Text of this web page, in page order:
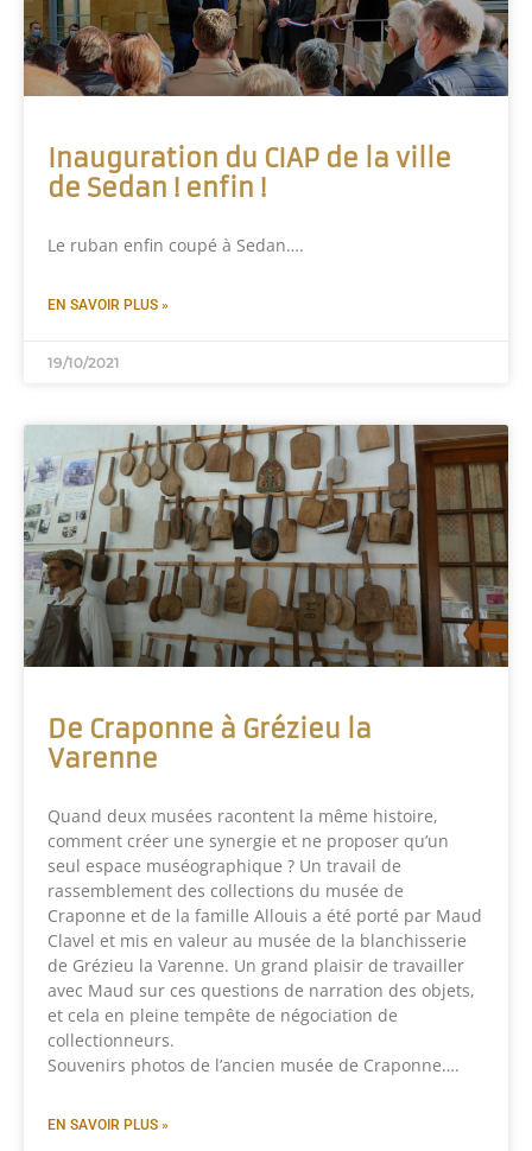
Inauguration du CIAP de la ville
de Sedan ! enfin !
Le ruban enfin coupé à Sedan….
EN SAVOIR PLUS »
19/10/2021
De Craponne à Grézieu la
Varenne
Quand deux musées racontent la même histoire,
comment créer une synergie et ne proposer qu’un
seul espace muséographique ? Un travail de
rassemblement des collections du musée de
Craponne et de la famille Allouis a été porté par Maud
Clavel et mis en valeur au musée de la blanchisserie
de Grézieu la Varenne. Un grand plaisir de travailler
avec Maud sur ces questions de narration des objets,
et cela en pleine tempête de négociation de
collectionneurs.
Souvenirs photos de l’ancien musée de Craponne….
EN SAVOIR PLUS »